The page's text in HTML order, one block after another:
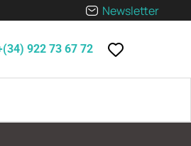
Newsletter
922 73 67 72